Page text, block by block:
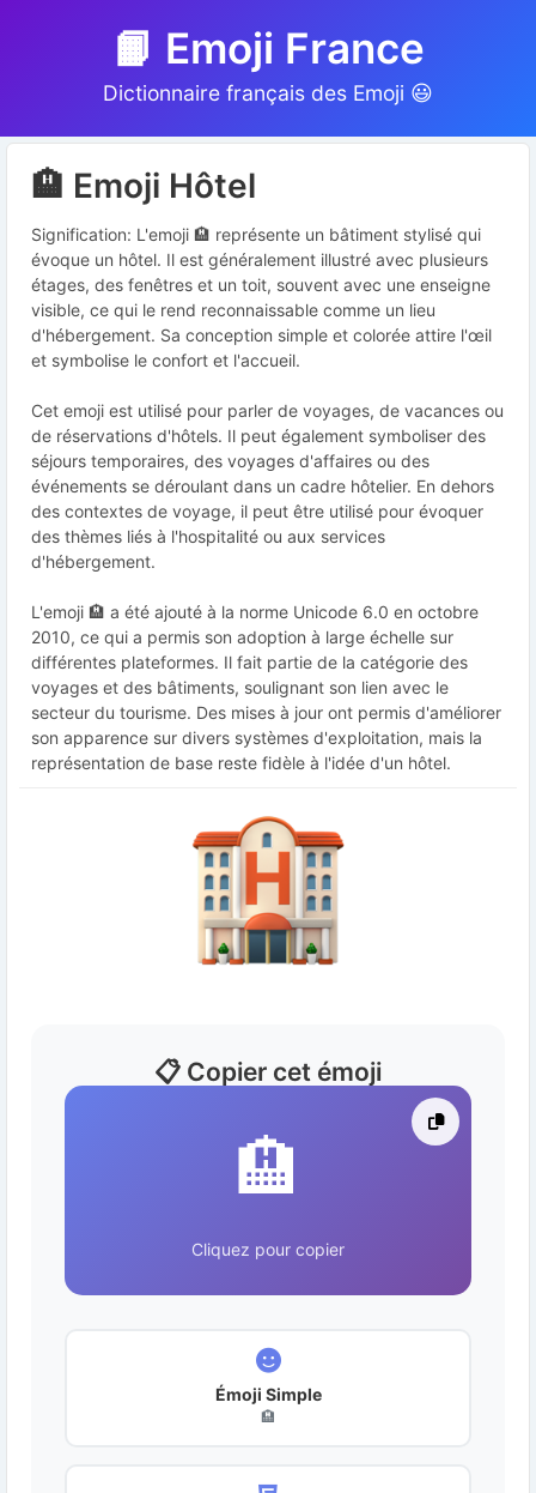
📙 Emoji France
Dictionnaire français des Emoji 😃
🏨 Emoji Hôtel
Signification: L'emoji 🏨 représente un bâtiment stylisé qui
évoque un hôtel. Il est généralement illustré avec plusieurs
étages, des fenêtres et un toit, souvent avec une enseigne
visible, ce qui le rend reconnaissable comme un lieu
d'hébergement. Sa conception simple et colorée attire l'œil
et symbolise le confort et l'accueil.
Cet emoji est utilisé pour parler de voyages, de vacances ou
de réservations d'hôtels. Il peut également symboliser des
séjours temporaires, des voyages d'affaires ou des
événements se déroulant dans un cadre hôtelier. En dehors
des contextes de voyage, il peut être utilisé pour évoquer
des thèmes liés à l'hospitalité ou aux services
d'hébergement.
L'emoji 🏨 a été ajouté à la norme Unicode 6.0 en octobre
2010, ce qui a permis son adoption à large échelle sur
différentes plateformes. Il fait partie de la catégorie des
voyages et des bâtiments, soulignant son lien avec le
secteur du tourisme. Des mises à jour ont permis d'améliorer
son apparence sur divers systèmes d'exploitation, mais la
représentation de base reste fidèle à l'idée d'un hôtel.
📋 Copier cet émoji
🏨
Cliquez pour copier
Émoji Simple
🏨